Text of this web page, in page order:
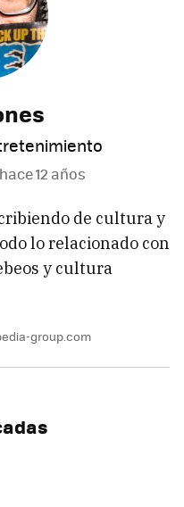
hace 12 años
de cultura y
lo relacionado con
y cultura
group.com